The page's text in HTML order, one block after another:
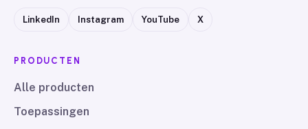
LinkedIn Instagram YouTube X
PRODUCTEN
Alle producten
Toepassingen